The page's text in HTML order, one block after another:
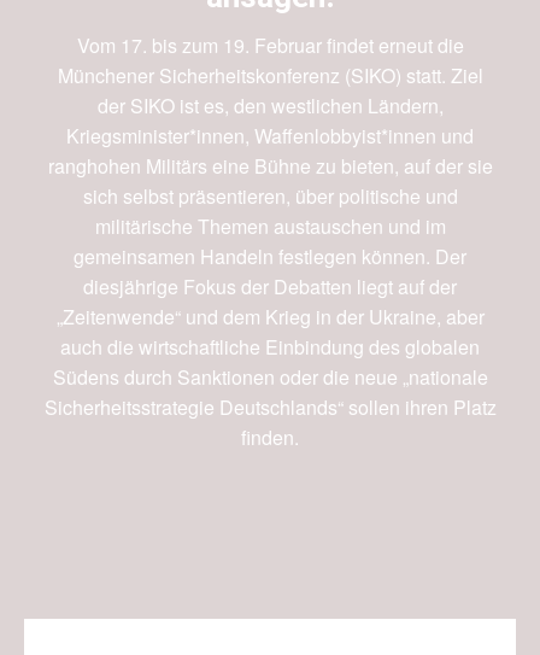
Vom 17. bis zum 19. Februar findet erneut die
Münchener Sicherheitskonferenz (SIKO) statt. Ziel
der SIKO ist es, den westlichen Ländern,
Kriegsminister*innen, Waffenlobbyist*innen und
ranghohen Militärs eine Bühne zu bieten, auf der sie
sich selbst präsentieren, über politische und
militärische Themen austauschen und im
gemeinsamen Handeln festlegen können. Der
diesjährige Fokus der Debatten liegt auf der
„Zeitenwende“ und dem Krieg in der Ukraine, aber
auch die wirtschaftliche Einbindung des globalen
Südens durch Sanktionen oder die neue „nationale
Sicherheitsstrategie Deutschlands“ sollen ihren Platz
finden.